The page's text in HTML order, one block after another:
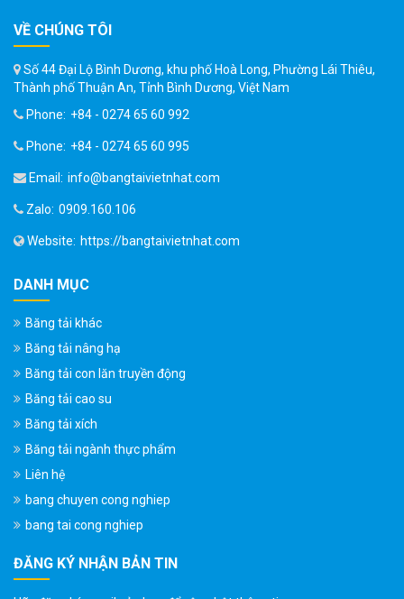
VỀ CHÚNG TÔI
Số 44 Đại Lộ Bình Dương, khu phố Hoà Long, Phường Lái Thiêu,
Thành phố Thuận An, Tỉnh Bình Dương, Việt Nam
Phone: +84 - 0274 65 60 992
Phone: +84 - 0274 65 60 995
Email: info@bangtaivietnhat.com
Zalo: 0909.160.106
Website: https://bangtaivietnhat.com
DANH MỤC
Băng tải khác
Băng tải nâng hạ
Băng tải con lăn truyền động
Băng tải cao su
Băng tải xích
Băng tải ngành thực phẩm
Liên hệ
bang chuyen cong nghiep
bang tai cong nghiep
ĐĂNG KÝ NHẬN BẢN TIN